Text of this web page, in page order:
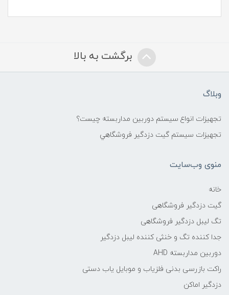
برگشت به بالا
وبلاگ
تجهیزات انواع سیستم دوربین مداربسته چيست؟
تجهیزات سیستم گيت دزدگیر فروشگاهي
منوی وب‌سایت
خانه
گیت دزدگیر فروشگاهی
تگ لیبل دزدگیر فروشگاهی
جدا کننده تگ و خنثی کننده لیبل دزدگیر
دوربین مداربسته AHD
راکت بازرسی بدنی فلزیاب و موبایل یاب دستی
دزدگیر اماکن